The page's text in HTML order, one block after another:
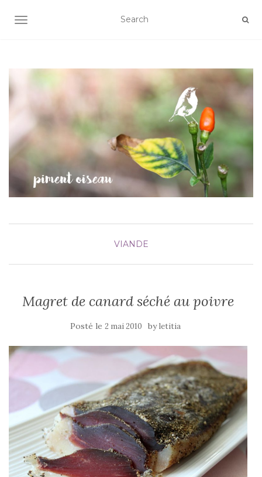
AFFICHER/MASQUER LA NAVIGATION
VIANDE
Magret de canard séché au poivre
Posté le 2 mai 2010 byletitia